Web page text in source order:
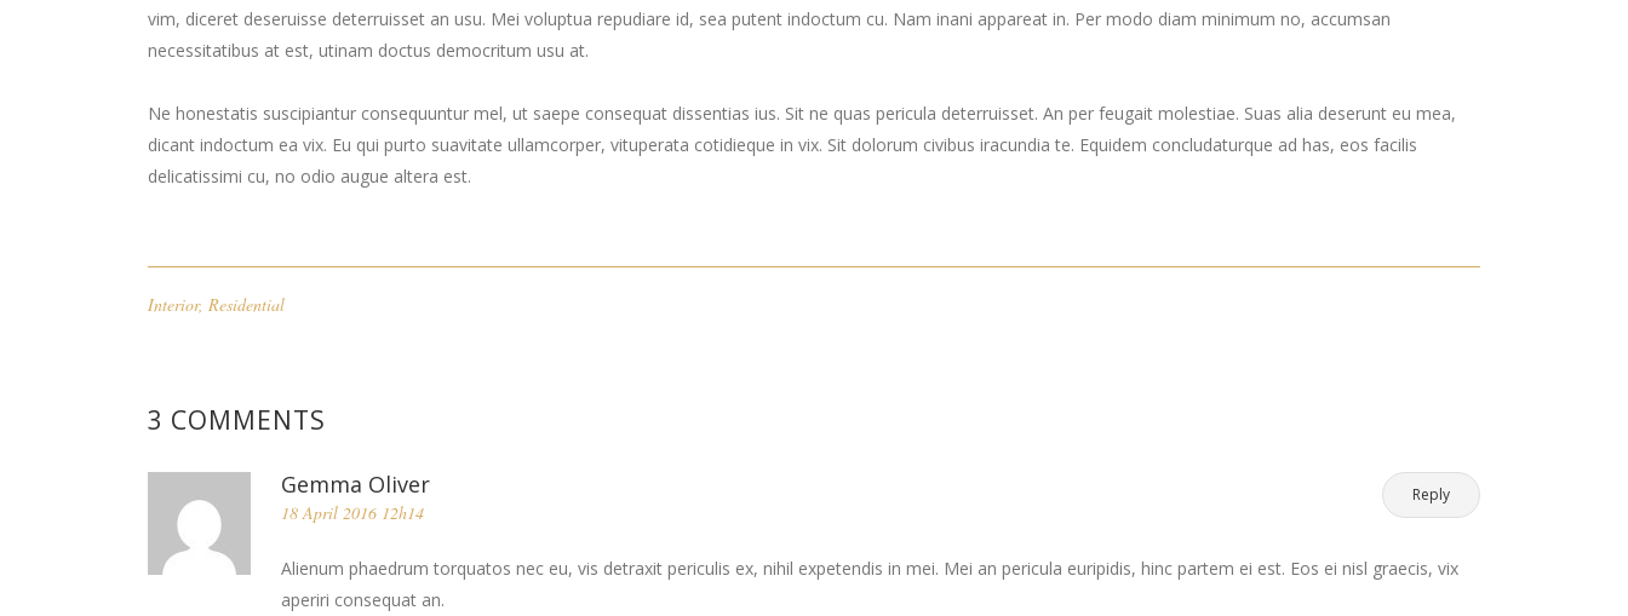
vim, diceret deseruisse deterruisset an usu. Mei voluptua repudiare id, sea putent indoctum cu. Nam inani appareat in. Per modo diam minimum no, accumsan
necessitatibus at est, utinam doctus democritum usu at.
Ne honestatis suscipiantur consequuntur mel, ut saepe consequat dissentias ius. Sit ne quas pericula deterruisset. An per feugait molestiae. Suas alia deserunt eu mea,
dicant indoctum ea vix. Eu qui purto suavitate ullamcorper, vituperata cotidieque in vix. Sit dolorum civibus iracundia te. Equidem concludaturque ad has, eos facilis
delicatissimi cu, no odio augue altera est.
Interior, Residential
3 COMMENTS
Gemma Oliver
18 April 2016 12h14
Reply
Alienum phaedrum torquatos nec eu, vis detraxit periculis ex, nihil expetendis in mei. Mei an pericula euripidis, hinc partem ei est. Eos ei nisl graecis, vix
aperiri consequat an.